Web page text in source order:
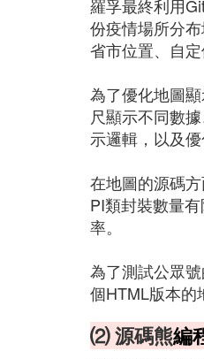
羅孚最終利用
份疫情場所分
省市位置、自定
為了優化地圖
尺顯示不同數
示邏輯，以及優
在地圖的源碼
PI類封裝數量
率。
為了測試公眾
個HTML版本的
⑵ 源碼熊編